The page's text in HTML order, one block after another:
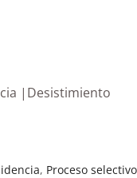
|Desistimiento
, Proceso selectivo